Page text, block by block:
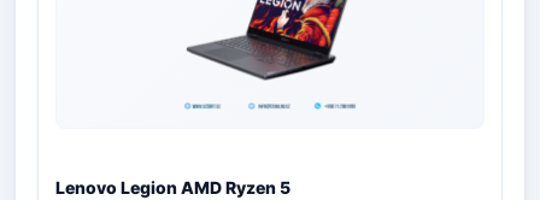
Lenovo Legion AMD Ryzen 5